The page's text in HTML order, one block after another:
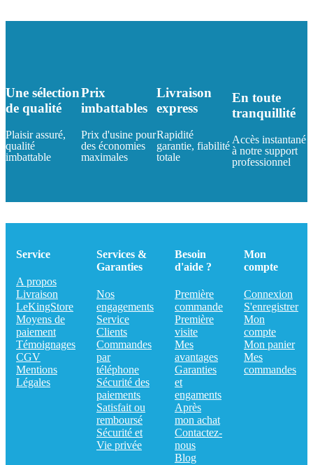
Une sélection
de qualité
Plaisir assuré,
qualité
imbattable
Prix
imbattables
Prix d'usine pour
des économies
maximales
Livraison
express
Rapidité
garantie, fiabilité
totale
En toute
tranquillité
Accès instantané
à notre support
professionnel
Service
A propos
Livraison
LeKingStore
Moyens de
paiement
Témoignages
CGV
Mentions
Légales
Services &
Garanties
Nos
engagements
Service
Clients
Commandes
par
téléphone
Sécurité des
paiements
Satisfait ou
remboursé
Sécurité et
Vie privée
Besoin
d'aide ?
Première
commande
Première
visite
Mes
avantages
Garanties
et
engaments
Après
mon achat
Contactez-
nous
Blog
Mon
compte
Connexion
S'enregistrer
Mon
compte
Mon panier
Mes
commandes